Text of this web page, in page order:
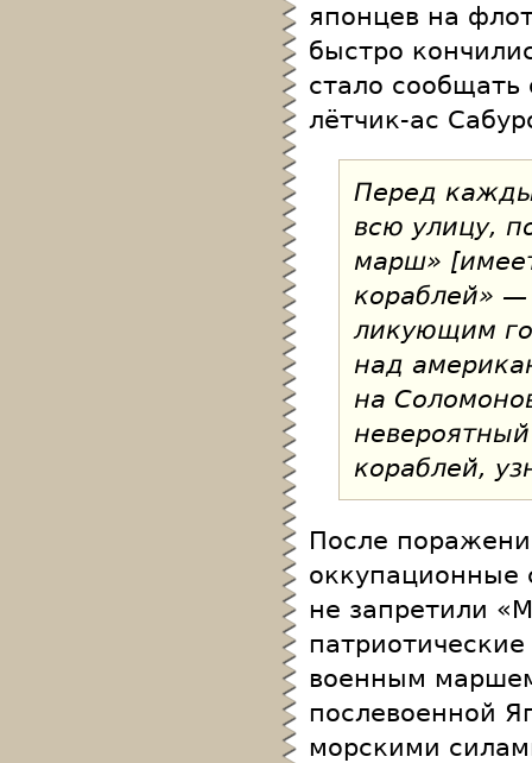
японцев на
быстро
стало
лётчик-ас
Перед
всю улицу,
марш»
кораблей» —
ликующим
над
на
кораблей,
После
не запретили
военным
послевоенной
морскими